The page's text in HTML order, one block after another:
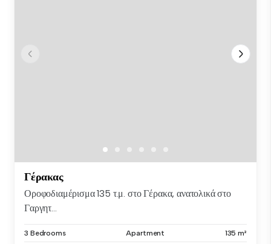
Γέρακας
Οροφοδιαμέρισμα 135 τ.μ. στο Γέρακα, ανατολικά στο
Γαργητ...
3 Bedrooms Apartment 135 m²